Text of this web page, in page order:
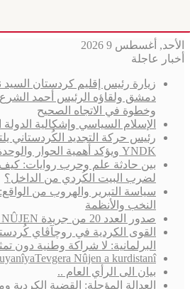
الأحد, أغسطس 9 2026
أخبار عاجلة
زيارة رئيس إقليم كردستان السيد
دمشق ولقاؤه الرئيس أحمد
وخطوة في الاتجاه الصحيح
الإسلام السياسي وإشكالية
رئيس حركة التجديد الكُردستاني
YNDK ويؤكد أهمية الحوار والوحدة الكُردستانية
بين حادثة علم وحرب روايات: كيف
لضرب البيت الكُردي من الداخل؟
سياسة التبرير والهروب من
النخب والأنظمة
صدور العدد 20 من جريدة NÛJEN التجديد
القوى الكردية في روچآڤاي
البرلمانية: لا شراكة وطنية دون
Nûjen a kurdistanî:
بيان الى الرأي العام ..
العدالة المؤجلة: القضية الكردية